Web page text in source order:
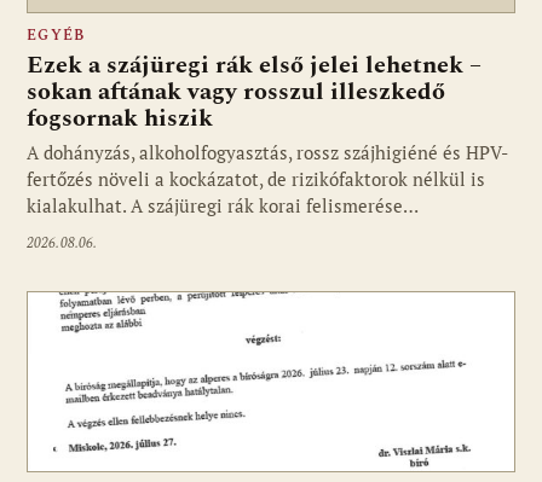
EGYÉB
Ezek a szájüregi rák első jelei lehetnek –
sokan aftának vagy rosszul illeszkedő
fogsornak hiszik
A dohányzás, alkoholfogyasztás, rossz szájhigiéné és HPV-
fertőzés növeli a kockázatot, de rizikófaktorok nélkül is
kialakulhat. A szájüregi rák korai felismerése…
2026.08.06.